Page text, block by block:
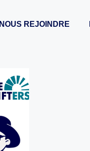
NOUS REJOINDRE